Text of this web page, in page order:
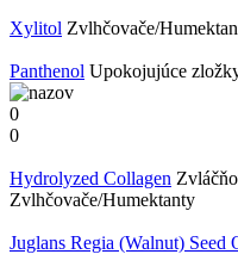
Xylitol Zvlhčovače/
Panthenol Upokojujúce
0
0
Hydrolyzed Collagen
Zvlhčovače/Humektanty
Juglans Regia (Walnut) Seed